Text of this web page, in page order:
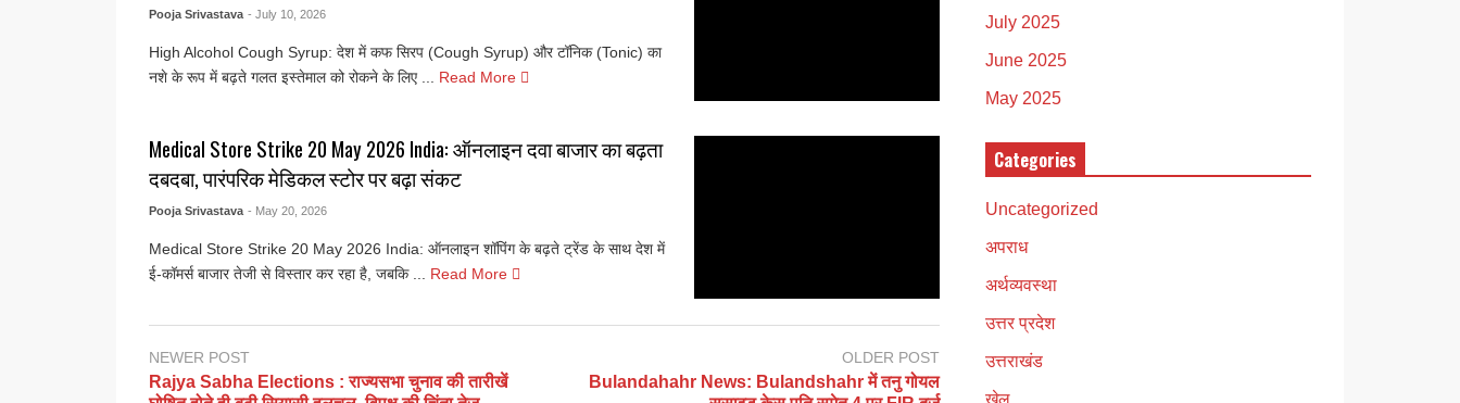
Pooja Srivastava - July 10, 2026
High Alcohol Cough Syrup: देश में कफ सिरप (Cough Syrup) और टॉनिक (Tonic) का
नशे के रूप में बढ़ते गलत इस्तेमाल को रोकने के लिए ...
Read More
Medical Store Strike 20 May 2026 India: ऑनलाइन दवा बाजार का बढ़ता
दबदबा, पारंपरिक मेडिकल स्टोर पर बढ़ा संकट
Pooja Srivastava - May 20, 2026
Medical Store Strike 20 May 2026 India: ऑनलाइन शॉपिंग के बढ़ते ट्रेंड के साथ देश में
ई-कॉमर्स बाजार तेजी से विस्तार कर रहा है, जबकि ... Read More
NEWER POST
Rajya Sabha Elections : राज्यसभा चुनाव की तारीखें
OLDER POST
Bulandahahr News: Bulandshahr में तनु गोयल
July 2025
June 2025
May 2025
Categories
Uncategorized
अपराध
अर्थव्यवस्था
उत्तर प्रदेश
उत्तराखंड